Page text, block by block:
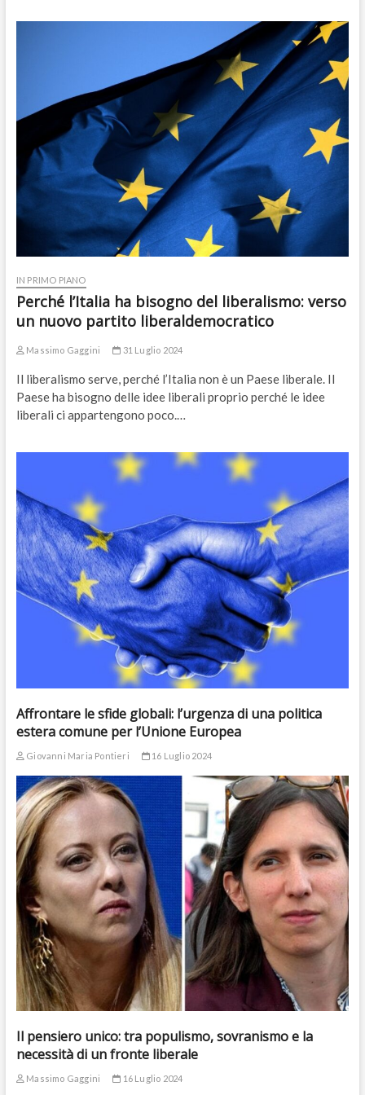
IN PRIMO PIANO
Perché l’Italia ha bisogno del liberalismo: verso
un nuovo partito liberaldemocratico
Massimo Gaggini 31 Luglio 2024
Il liberalismo serve, perché l’Italia non è un Paese liberale. Il
Paese ha bisogno delle idee liberali proprio perché le idee
liberali ci appartengono poco.…
Affrontare le sfide globali: l’urgenza di una politica
estera comune per l’Unione Europea
Giovanni Maria Pontieri 16 Luglio 2024
Il pensiero unico: tra populismo, sovranismo e la
necessità di un fronte liberale
Massimo Gaggini 16 Luglio 2024